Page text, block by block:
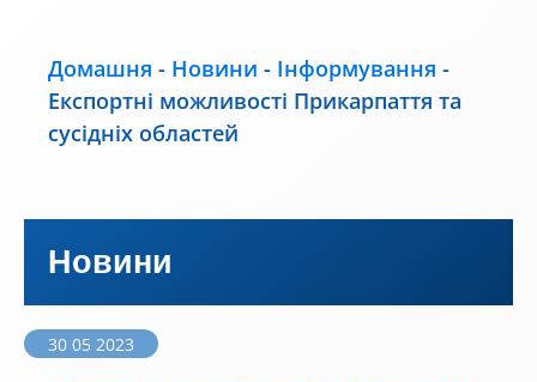
Домашня - Новини - Інформування -
Експортні можливості Прикарпаття та
сусідніх областей
Новини
30 05 2023